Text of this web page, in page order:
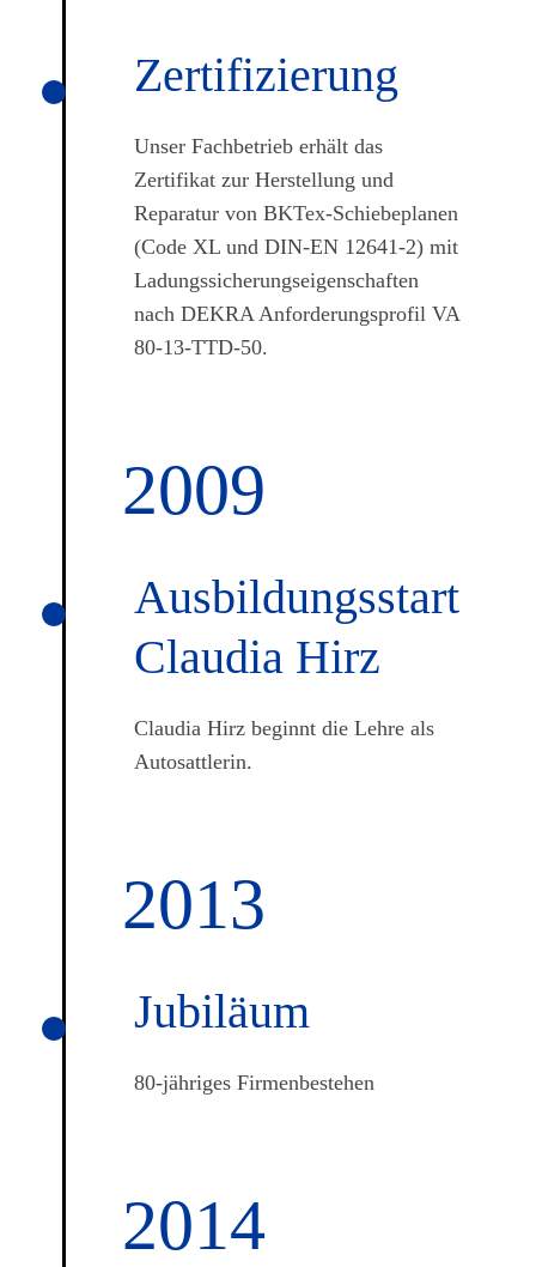
Zertifi­zierung
Unser Fachbetrieb erhält das
Zertifikat zur Herstellung und
Reparatur von BKTex-Schiebeplanen
(Code XL und DIN-EN 12641-2) mit
Ladungssicherungseigenschaften
nach DEKRA Anforderungsprofil VA
80-13-TTD-50.
2009
Aus­bildungs­start
Claudia Hirz
Claudia Hirz beginnt die Lehre als
Autosattlerin.
2013
Jubiläum
80-jähriges Firmenbestehen
2014